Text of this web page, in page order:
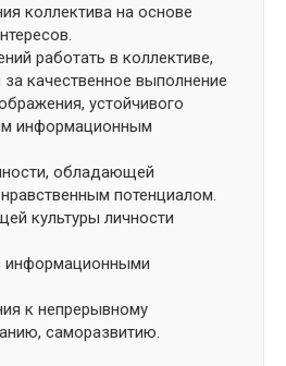
коллектива на основе
работать в коллективе,
качественное выполнение
устойчивого
информационным
обладающей
потенциалом.
культуры личности
информационными
к непрерывному
саморазвитию.